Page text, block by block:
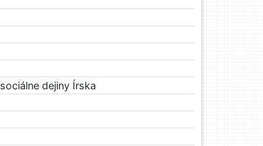
dejiny Írska